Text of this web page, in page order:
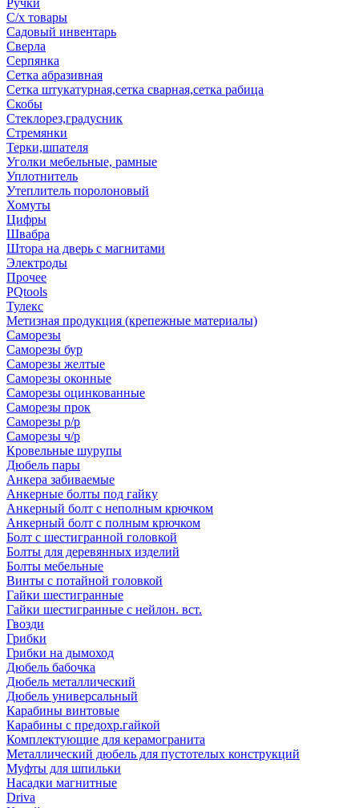
Ручки
С/х товары
Садовый инвентарь
Сверла
Серпянка
Сетка абразивная
Сетка штукатурная,сетка сварная,сетка рабица
Скобы
Стеклорез,градусник
Стремянки
Терки,шпателя
Уголки мебельные, рамные
Уплотнитель
Утеплитель поролоновый
Хомуты
Цифры
Швабра
Штора на дверь с магнитами
Электроды
Прочее
PQtools
Тулекс
Метизная продукция (крепежные материалы)
Саморезы
Саморезы бур
Саморезы желтые
Саморезы оконные
Саморезы оцинкованные
Саморезы прок
Саморезы р/р
Саморезы ч/р
Кровельные шурупы
Дюбель пары
Анкера забиваемые
Анкерные болты под гайку
Анкерный болт с неполным крючком
Анкерный болт с полным крючком
Болт с шестигранной головкой
Болты для деревянных изделий
Болты мебельные
Винты с потайной головкой
Гайки шестигранные
Гайки шестигранные с нейлон. вст.
Гвозди
Грибки
Грибки на дымоход
Дюбель бабочка
Дюбель металлический
Дюбель универсальный
Карабины винтовые
Карабины с предохр.гайкой
Комплектующие для керамогранита
Металлический дюбель для пустотелых конструкций
Муфты для шпильки
Насадки магнитные
Driva